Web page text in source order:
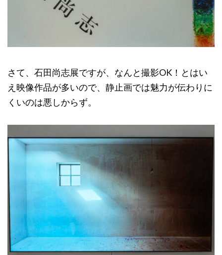
さて、石田尚志展ですが、なんと撮影OK！とはい
え映像作品が多いので、静止画では魅力が伝わりに
くいのは悪しからず。